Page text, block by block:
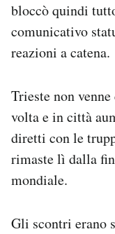
bloccò quindi
comunicativo
reazioni a catena.
Trieste non
volta e in città
diretti con le
rimaste lì dalla
mondiale.
Gli scontri erano